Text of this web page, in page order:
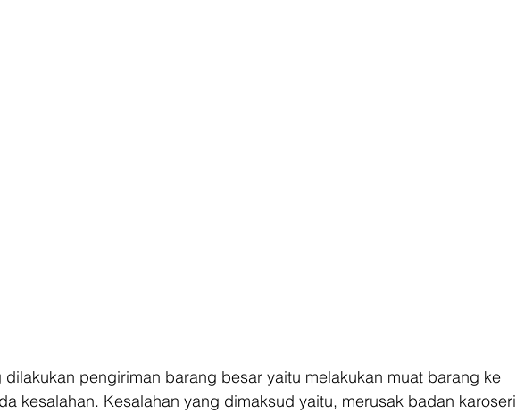
dilakukan pengiriman barang besar yaitu melakukan muat barang ke
kesalahan. Kesalahan yang dimaksud yaitu, merusak badan karoseri